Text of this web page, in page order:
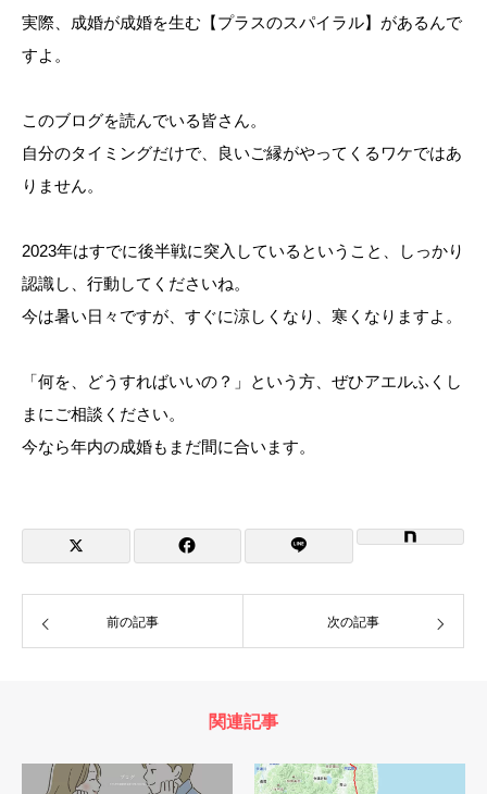
実際、成婚が成婚を生む【プラスのスパイラル】があるんで
すよ。
このブログを読んでいる皆さん。
自分のタイミングだけで、良いご縁がやってくるワケではあ
りません。
2023年はすでに後半戦に突入しているということ、しっかり
認識し、行動してくださいね。
今は暑い日々ですが、すぐに涼しくなり、寒くなりますよ。
「何を、どうすればいいの？」という方、ぜひアエルふくし
まにご相談ください。
今なら年内の成婚もまだ間に合います。
前の記事 次の記事
関連記事